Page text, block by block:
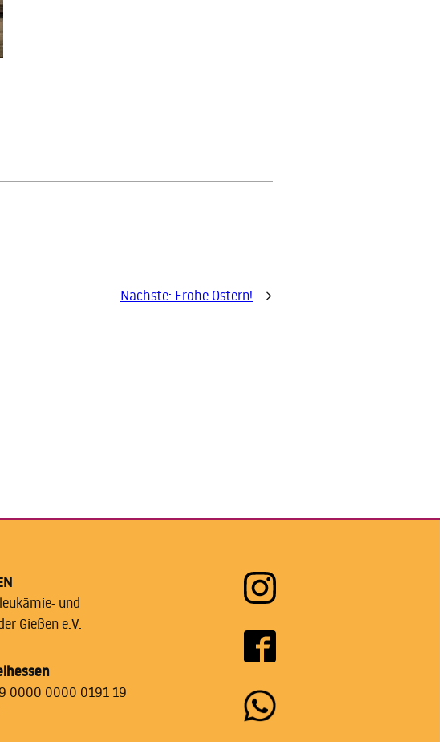
Nächste: Frohe Ostern! →
und
Gießen e.V.
0000 0000 0191 19